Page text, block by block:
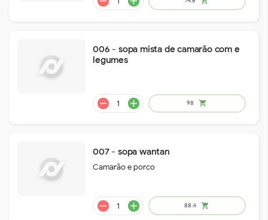
006 - sopa mista de camarão com e
legumes
007 - sopa wantan
Camarão e porco